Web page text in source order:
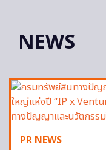
NEWS
PR NEWS